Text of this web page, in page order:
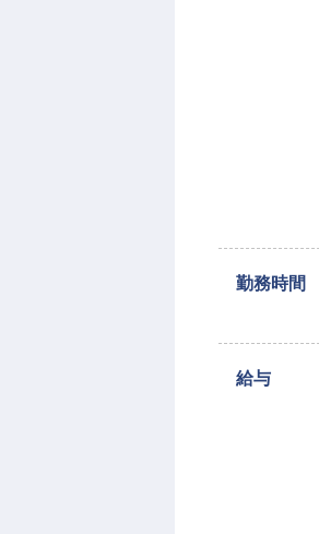
勤務時間
給与